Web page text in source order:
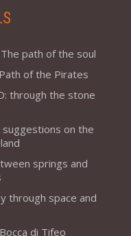
The path of the soul
Path of the Pirates
through the stone
suggestions on the
springs and
through space and
di Tifeo